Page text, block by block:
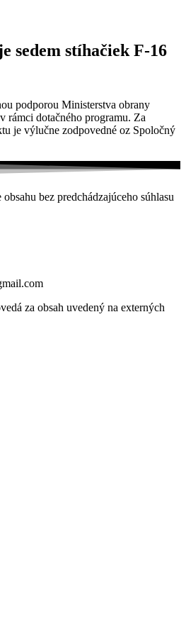
sedem stíhačiek F-16
podporou Ministerstva obrany
rámci dotačného programu. Za
je výlučne zodpovedné oz Spoločný
bez predchádzajúceho súhlasu
za obsah uvedený na externých